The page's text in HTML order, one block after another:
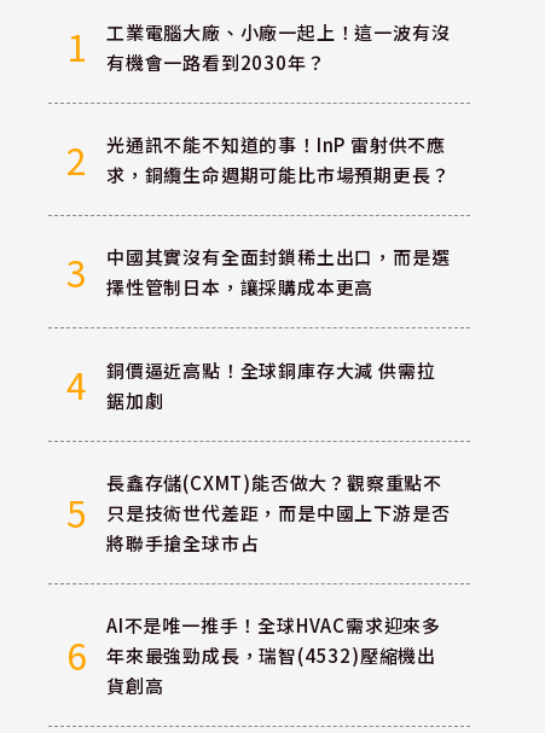
1
工業電腦大廠、小廠一起上！這一波有沒
有機會一路看到2030年？
2
光通訊不能不知道的事！InP 雷射供不應
求，銅纜生命週期可能比市場預期更長？
3
中國其實沒有全面封鎖稀土出口，而是選
擇性管制日本，讓採購成本更高
4
銅價逼近高點！全球銅庫存大減 供需拉
鋸加劇
5
長鑫存儲(CXMT)能否做大？觀察重點不
只是技術世代差距，而是中國上下游是否
將聯手搶全球市占
6
AI不是唯一推手！全球HVAC需求迎來多
年來最強勁成長，瑞智(4532)壓縮機出
貨創高